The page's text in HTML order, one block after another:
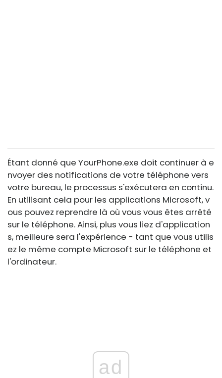
Étant donné que YourPhone.exe doit continuer à e
nvoyer des notifications de votre téléphone vers
votre bureau, le processus s'exécutera en continu.
En utilisant cela pour les applications Microsoft, v
ous pouvez reprendre là où vous vous êtes arrêté
sur le téléphone. Ainsi, plus vous liez d'application
s, meilleure sera l'expérience - tant que vous utilis
ez le même compte Microsoft sur le téléphone et
l'ordinateur.
ad